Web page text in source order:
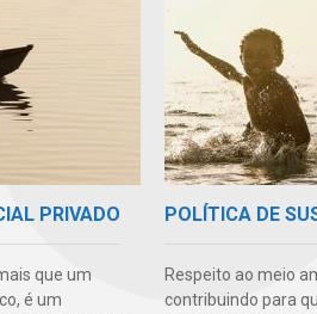
PRIVADO
que um
é um
POLÍTICA DE
Respeito ao meio
contribuindo para